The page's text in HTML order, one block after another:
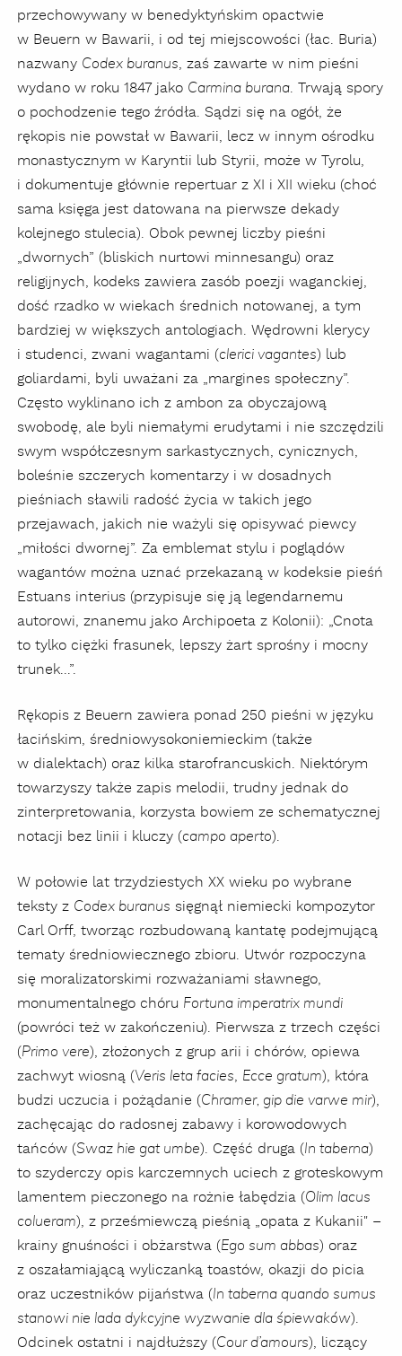
przechowywany w benedyktyńskim opactwie
w Beuern w Bawarii, i od tej miejscowości (łac. Buria)
nazwany Codex buranus, zaś zawarte w nim pieśni
wydano w roku 1847 jako Carmina burana. Trwają spory
o pochodzenie tego źródła. Sądzi się na ogół, że
rękopis nie powstał w Bawarii, lecz w innym ośrodku
monastycznym w Karyntii lub Styrii, może w Tyrolu,
i dokumentuje głównie repertuar z XI i XII wieku (choć
sama księga jest datowana na pierwsze dekady
kolejnego stulecia). Obok pewnej liczby pieśni
„dwornych” (bliskich nurtowi minnesangu) oraz
religijnych, kodeks zawiera zasób poezji waganckiej,
dość rzadko w wiekach średnich notowanej, a tym
bardziej w większych antologiach. Wędrowni klerycy
i studenci, zwani wagantami (clerici vagantes) lub
goliardami, byli uważani za „margines społeczny”.
Często wyklinano ich z ambon za obyczajową
swobodę, ale byli niemałymi erudytami i nie szczędzili
swym współczesnym sarkastycznych, cynicznych,
boleśnie szczerych komentarzy i w dosadnych
pieśniach sławili radość życia w takich jego
przejawach, jakich nie ważyli się opisywać piewcy
„miłości dwornej”. Za emblemat stylu i poglądów
wagantów można uznać przekazaną w kodeksie pieśń
Estuans interius (przypisuje się ją legendarnemu
autorowi, znanemu jako Archipoeta z Kolonii): „Cnota
to tylko ciężki frasunek, lepszy żart sprośny i mocny
trunek...”.
Rękopis z Beuern zawiera ponad 250 pieśni w języku
łacińskim, średniowysokoniemieckim (także
w dialektach) oraz kilka starofrancuskich. Niektórym
towarzyszy także zapis melodii, trudny jednak do
zinterpretowania, korzysta bowiem ze schematycznej
notacji bez linii i kluczy (campo aperto).
W połowie lat trzydziestych XX wieku po wybrane
teksty z Codex buranus sięgnął niemiecki kompozytor
Carl Orff, tworząc rozbudowaną kantatę podejmującą
tematy średniowiecznego zbioru. Utwór rozpoczyna
się moralizatorskimi rozważaniami sławnego,
monumentalnego chóru Fortuna imperatrix mundi
(powróci też w zakończeniu). Pierwsza z trzech części
(Primo vere), złożonych z grup arii i chórów, opiewa
zachwyt wiosną (Veris leta facies, Ecce gratum), która
budzi uczucia i pożądanie (Chramer, gip die varwe mir),
zachęcając do radosnej zabawy i korowodowych
tańców (Swaz hie gat umbe). Część druga (In taberna)
to szyderczy opis karczemnych uciech z groteskowym
lamentem pieczonego na rożnie łabędzia (Olim lacus
colueram), z prześmiewczą pieśnią „opata z Kukanii" –
krainy gnuśności i obżarstwa (Ego sum abbas) oraz
z oszałamiającą wyliczanką toastów, okazji do picia
oraz uczestników pijaństwa (In taberna quando sumus
stanowi nie lada dykcyjne wyzwanie dla śpiewaków).
Odcinek ostatni i najdłuższy (Cour d’amours), liczący